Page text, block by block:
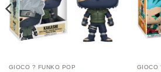
GIOCO ? FUNKO POP GIOCO